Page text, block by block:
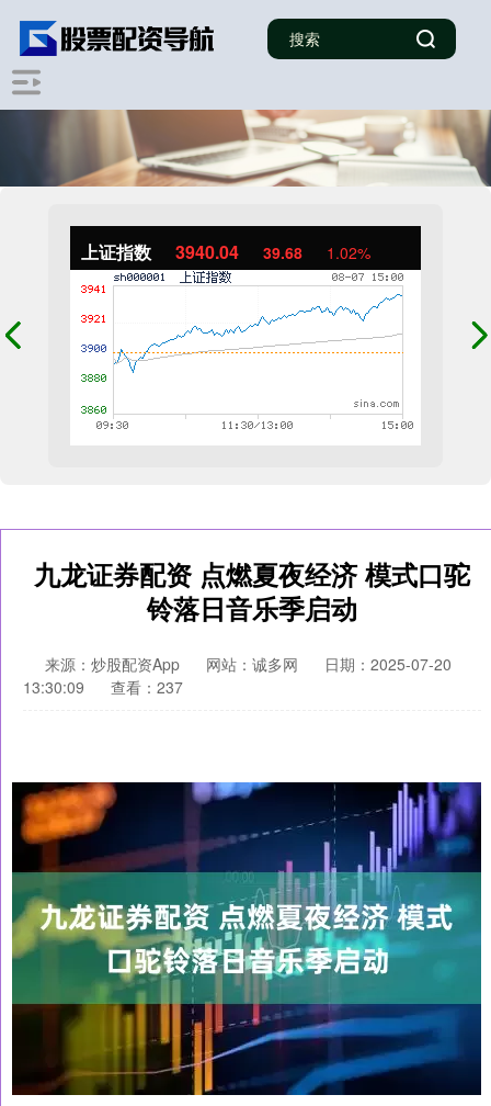
上证指数 3940.04 39.68 1.02%
九龙证券配资 点燃夏夜经济 模式口驼
铃落日音乐季启动
来源：炒股配资App 网站：诚多网
日期：2025-07-20
13:30:09
查看：237